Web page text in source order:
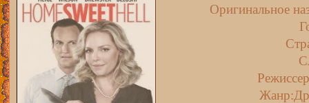
Оригинальное